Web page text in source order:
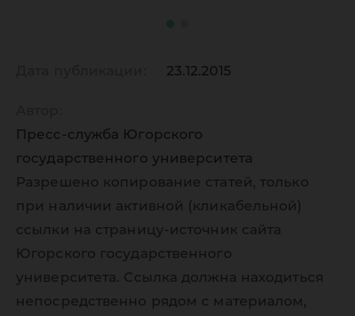
23.12.2015
Пресс-служба Югорского
государственного университета
Разрешено копирование статей, только
при наличии активной (кликабельной)
ссылки на страницу-источник сайта
Югорского государственного
университета. Ссылка должна находиться
непосредственно рядом с материалом,